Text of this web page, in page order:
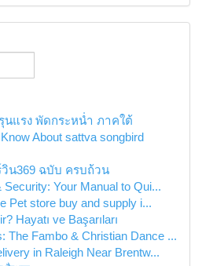
แรง พัดกระหน่ำ ภาคใต้
About sattva songbird
น369 ฉบับ ครบถ้วน
Your Manual to Qui...
Pet store buy and supply i...
Hayatı ve Başarıları
The Fambo & Christian Dance ...
in Raleigh Near Brentw...